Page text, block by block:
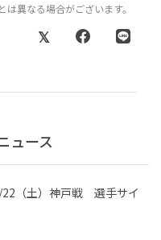
異なる場合がございます。
ュース
22（土）神戸戦 選手サイ